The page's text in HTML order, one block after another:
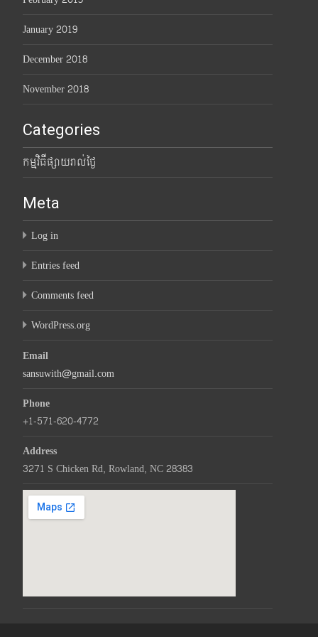
January 2019
December 2018
November 2018
Categories
កម្មវិធីផ្សាយរាល់ថ្ងៃ
Meta
Log in
Entries feed
Comments feed
WordPress.org
Email
sansuwith@gmail.com
Phone
+1-571-620-4772
Address
3271 S Chicken Rd, Rowland, NC 28383